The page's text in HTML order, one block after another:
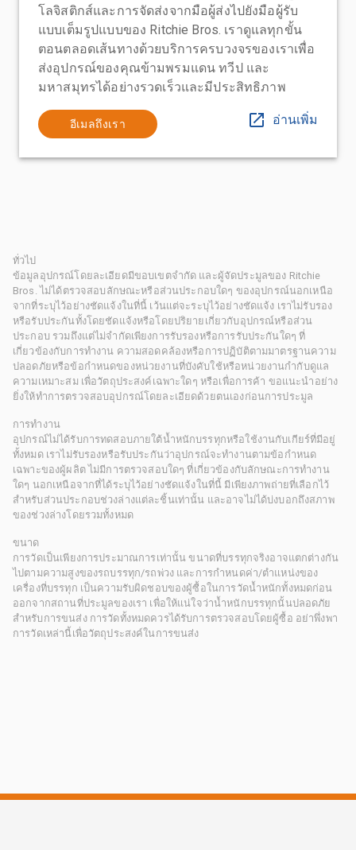
โลจิสติกส์และการจัดส่งจากมือผู้ส่งไปยังมือผู้รับ
แบบเต็มรูปแบบของ Ritchie Bros. เราดูแลทุกขั้น
ตอนตลอดเส้นทางด้วยบริการครบวงจรของเราเพื่อ
ส่งอุปกรณ์ของคุณข้ามพรมแดน ทวีป และ
มหาสมุทรได้อย่างรวดเร็วและมีประสิทธิภาพ
อีเมลถึงเรา อ่านเพิ่ม
ทั่วไป
ข้อมูลอุปกรณ์โดยละเอียดมีขอบเขตจำกัด และผู้จัดประมูลของ Ritchie
Bros. ไม่ได้ตรวจสอบลักษณะหรือส่วนประกอบใดๆ ของอุปกรณ์นอกเหนือ
จากที่ระบุไว้อย่างชัดแจ้งในที่นี้ เว้นแต่จะระบุไว้อย่างชัดแจ้ง เราไม่รับรอง
หรือรับประกันทั้งโดยชัดแจ้งหรือโดยปริยายเกี่ยวกับอุปกรณ์หรือส่วน
ประกอบ รวมถึงแต่ไม่จำกัดเพียงการรับรองหรือการรับประกันใดๆ ที่
เกี่ยวข้องกับการทำงาน ความสอดคล้องหรือการปฏิบัติตามมาตรฐานความ
ปลอดภัยหรือข้อกำหนดของหน่วยงานที่บังคับใช้หรือหน่วยงานกำกับดูแล
ความเหมาะสม เพื่อวัตถุประสงค์เฉพาะใดๆ หรือเพื่อการค้า ขอแนะนำอย่าง
ยิ่งให้ทำการตรวจสอบอุปกรณ์โดยละเอียดด้วยตนเองก่อนการประมูล
การทำงาน
อุปกรณ์ไม่ได้รับการทดสอบภายใต้น้ำหนักบรรทุกหรือใช้งานกับเกียร์ที่มีอยู่
ทั้งหมด เราไม่รับรองหรือรับประกันว่าอุปกรณ์จะทำงานตามข้อกำหนด
เฉพาะของผู้ผลิต ไม่มีการตรวจสอบใดๆ ที่เกี่ยวข้องกับลักษณะการทำงาน
ใดๆ นอกเหนือจากที่ได้ระบุไว้อย่างชัดแจ้งในที่นี้ มีเพียงภาพถ่ายที่เลือกไว้
สำหรับส่วนประกอบช่วงล่างแต่ละชิ้นเท่านั้น และอาจไม่ได้บ่งบอกถึงสภาพ
ของช่วงล่างโดยรวมทั้งหมด
ขนาด
การวัดเป็นเพียงการประมาณการเท่านั้น ขนาดที่บรรทุกจริงอาจแตกต่างกัน
ไปตามความสูงของรถบรรทุก/รถพ่วง และการกำหนดค่า/ตำแหน่งของ
เครื่องที่บรรทุก เป็นความรับผิดชอบของผู้ซื้อในการวัดน้ำหนักทั้งหมดก่อน
ออกจากสถานที่ประมูลของเรา เพื่อให้แน่ใจว่าน้ำหนักบรรทุกนั้นปลอดภัย
สำหรับการขนส่ง การวัดทั้งหมดควรได้รับการตรวจสอบโดยผู้ซื้อ อย่าพึ่งพา
การวัดเหล่านี้เพื่อวัตถุประสงค์ในการขนส่ง